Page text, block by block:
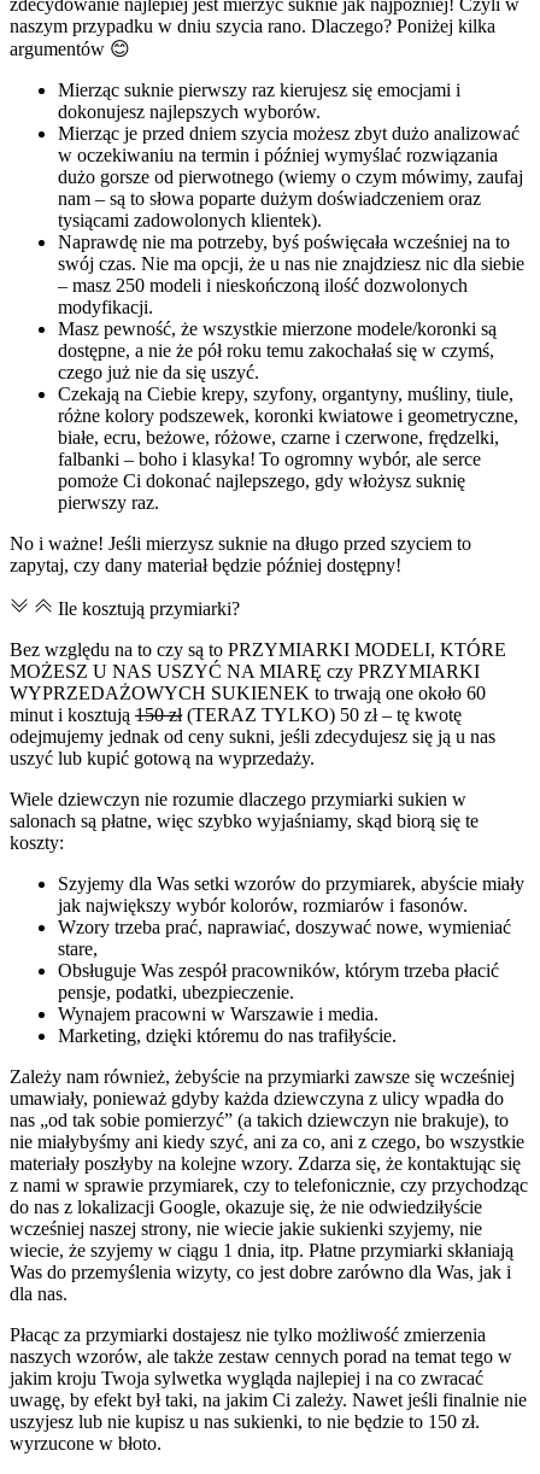
naszym przypadku w dniu szycia rano. Dlaczego? Poniżej kilka
argumentów 😊
Mierząc suknie pierwszy raz kierujesz się emocjami i
dokonujesz najlepszych wyborów.
Mierząc je przed dniem szycia możesz zbyt dużo analizować
w oczekiwaniu na termin i później wymyślać rozwiązania
dużo gorsze od pierwotnego (wiemy o czym mówimy, zaufaj
nam – są to słowa poparte dużym doświadczeniem oraz
tysiącami zadowolonych klientek).
Naprawdę nie ma potrzeby, byś poświęcała wcześniej na to
swój czas. Nie ma opcji, że u nas nie znajdziesz nic dla siebie
– masz 250 modeli i nieskończoną ilość dozwolonych
modyfikacji.
Masz pewność, że wszystkie mierzone modele/koronki są
dostępne, a nie że pół roku temu zakochałaś się w czymś,
czego już nie da się uszyć.
Czekają na Ciebie krepy, szyfony, organtyny, muśliny, tiule,
różne kolory podszewek, koronki kwiatowe i geometryczne,
białe, ecru, beżowe, różowe, czarne i czerwone, frędzelki,
falbanki – boho i klasyka! To ogromny wybór, ale serce
pomoże Ci dokonać najlepszego, gdy włożysz suknię
pierwszy raz.
No i ważne! Jeśli mierzysz suknie na długo przed szyciem to
zapytaj, czy dany materiał będzie później dostępny!
Ile kosztują przymiarki?
Bez względu na to czy są to PRZYMIARKI MODELI, KTÓRE
MOŻESZ U NAS USZYĆ NA MIARĘ czy PRZYMIARKI
WYPRZEDAŻOWYCH SUKIENEK to trwają one około 60
minut i kosztują 150 zł(TERAZ TYLKO) 50 zł – tę kwotę
odejmujemy jednak od ceny sukni, jeśli zdecydujesz się ją u nas
uszyć lub kupić gotową na wyprzedaży.
Wiele dziewczyn nie rozumie dlaczego przymiarki sukien w
salonach są płatne, więc szybko wyjaśniamy, skąd biorą się te
koszty:
Szyjemy dla Was setki wzorów do przymiarek, abyście miały
jak największy wybór kolorów, rozmiarów i fasonów.
Wzory trzeba prać, naprawiać, doszywać nowe, wymieniać
stare,
Obsługuje Was zespół pracowników, którym trzeba płacić
pensje, podatki, ubezpieczenie.
Wynajem pracowni w Warszawie i media.
Marketing, dzięki któremu do nas trafiłyście.
Zależy nam również, żebyście na przymiarki zawsze się wcześniej
umawiały, ponieważ gdyby każda dziewczyna z ulicy wpadła do
nas „od tak sobie pomierzyć” (a takich dziewczyn nie brakuje), to
nie miałybyśmy ani kiedy szyć, ani za co, ani z czego, bo wszystkie
materiały poszłyby na kolejne wzory. Zdarza się, że kontaktując się
z nami w sprawie przymiarek, czy to telefonicznie, czy przychodząc
do nas z lokalizacji Google, okazuje się, że nie odwiedziłyście
wcześniej naszej strony, nie wiecie jakie sukienki szyjemy, nie
wiecie, że szyjemy w ciągu 1 dnia, itp. Płatne przymiarki skłaniają
Was do przemyślenia wizyty, co jest dobre zarówno dla Was, jak i
dla nas.
Płacąc za przymiarki dostajesz nie tylko możliwość zmierzenia
naszych wzorów, ale także zestaw cennych porad na temat tego w
jakim kroju Twoja sylwetka wygląda najlepiej i na co zwracać
uwagę, by efekt był taki, na jakim Ci zależy. Nawet jeśli finalnie nie
uszyjesz lub nie kupisz u nas sukienki, to nie będzie to 150 zł.
wyrzucone w błoto.